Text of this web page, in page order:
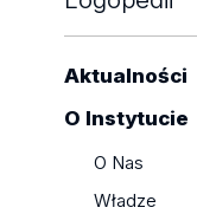
Aktualności
O Instytucie
O Nas
Władze